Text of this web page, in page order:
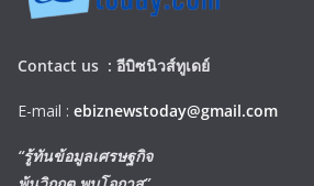
Contact us : อีบิซนิวส์ทูเดย์
E-mail : ebiznewstoday@gmail.com
“รู้ทันข้อมูลเศรษฐกิจ